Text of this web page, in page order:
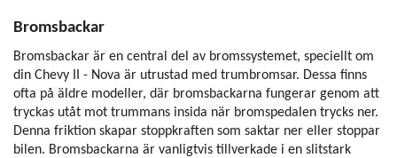
Bromsbackar
Bromsbackar är en central del av bromssystemet, speciellt om
din Chevy II - Nova är utrustad med trumbromsar. Dessa finns
ofta på äldre modeller, där bromsbackarna fungerar genom att
tryckas utåt mot trummans insida när bromspedalen trycks ner.
Denna friktion skapar stoppkraften som saktar ner eller stoppar
bilen. Bromsbackarna är vanligtvis tillverkade i en slitstark